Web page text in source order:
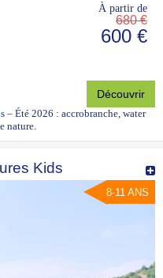
À partir de
680 €
600 €
Découvrir
– Été 2026 : accrobranche, water
nature.
Kids
8-11 ANS